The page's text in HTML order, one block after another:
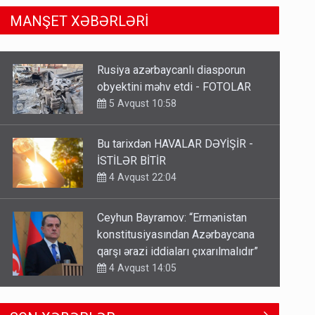
MANŞET XƏBƏRLƏRİ
Bu tarixdən HAVALAR DƏYİŞİR -
İSTİLƏR BİTİR
4 Avqust 22:04
Ceyhun Bayramov: “Ermənistan
konstitusiyasından Azərbaycana
qarşı ərazi iddiaları çıxarılmalıdır”
TƏCİLİ! Fəlakət üçün TARİX
VERİLDİ - Bu bölgələr xəritədən
silinəcək